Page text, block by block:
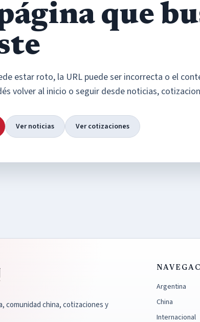
que
estar roto, la URL puede ser incorrecta o el
volver al inicio o seguir desde noticias,
Ver noticias Ver cotizaciones
comunidad china, cotizaciones y
Argentina
China
Internacional